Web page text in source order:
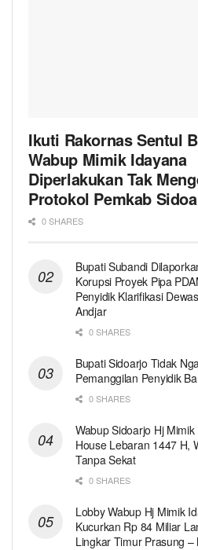
Ikuti Rakornas Sentul
Wabup Mimik Idayana
Diperlakukan Tak
Protokol Pemkab
0 SHARES
Bupati Subandi
Korupsi Proyek Pipa
Penyidik Klarifikasi
Andjar
0 SHARES
Bupati Sidoarjo Tidak
Pemanggilan Penyidik
0 SHARES
Wabup Sidoarjo Hj
House Lebaran 1447 H,
Tanpa Sekat
0 SHARES
Lobby Wabup Hj Mimik
Kucurkan Rp 84 Miliar
Lingkar Timur Prasung –